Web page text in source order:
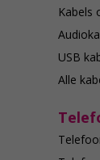
Kabels
USB
Alle